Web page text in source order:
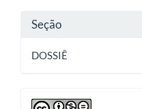
Seção
DOSSIÊ